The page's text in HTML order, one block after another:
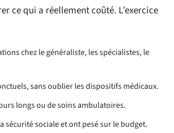
ce qui a réellement coûté. L’exercice
chez le généraliste, les spécialistes, le
sans oublier les dispositifs médicaux.
longs ou de soins ambulatoires.
sécurité sociale et ont pesé sur le budget.